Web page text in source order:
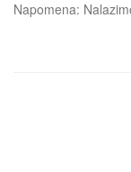
Napomena: